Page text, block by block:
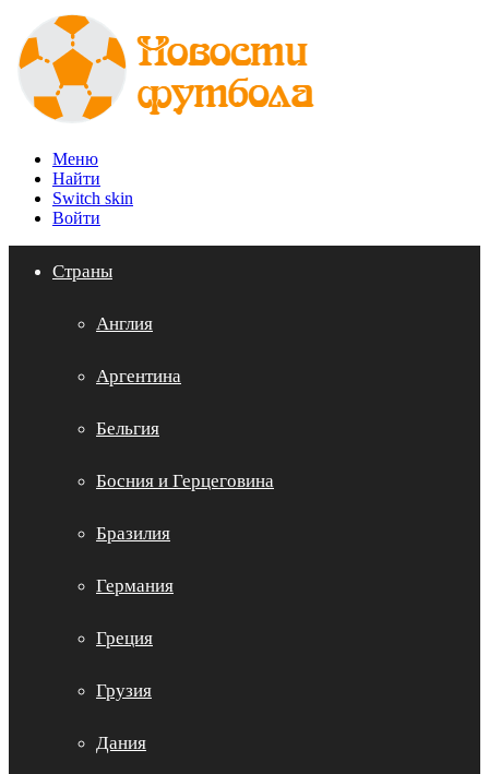
Меню
Найти
Switch skin
Войти
Страны
Англия
Аргентина
Бельгия
Босния и Герцеговина
Бразилия
Германия
Греция
Грузия
Дания